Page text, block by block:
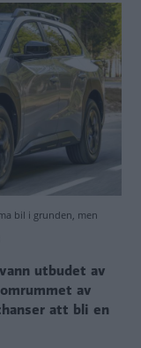
bil i grunden, men
utbudet av
av
att bli en